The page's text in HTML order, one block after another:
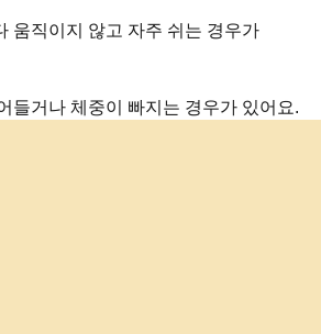
움직이지 않고 자주 쉬는 경우가
들거나 체중이 빠지는 경우가 있어요.